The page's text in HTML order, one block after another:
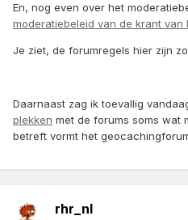
En, nog even over het
moderatiebeleid van de krant van
Je ziet, de forumregels hier zijn
Daarnaast zag ik toevallig
plekken met de forums soms wat
betreft vormt het
rhr_nl